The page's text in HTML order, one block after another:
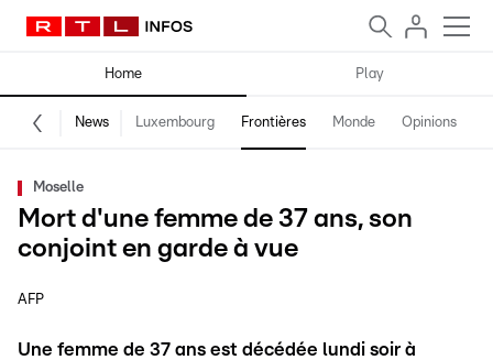
Home Play
News Luxembourg Frontières Monde Opinions
Moselle
Mort d'une femme de 37 ans, son
conjoint en garde à vue
AFP
Une femme de 37 ans est décédée lundi soir à